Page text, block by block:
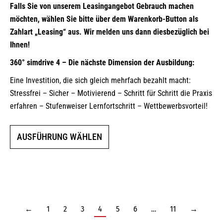
Falls Sie von unserem Leasingangebot Gebrauch machen
möchten, wählen Sie bitte über dem Warenkorb-Button als
Zahlart „Leasing“ aus. Wir melden uns dann diesbezüglich bei
Ihnen!
360° simdrive 4 – Die nächste Dimension der Ausbildung:
Eine Investition, die sich gleich mehrfach bezahlt macht:
Stressfrei – Sicher – Motivierend – Schritt für Schritt die Praxis
erfahren – Stufenweiser Lernfortschritt – Wettbewerbsvorteil!
AUSFÜHRUNG WÄHLEN
Die
← 1 2 3 4 5 6 … 11 →